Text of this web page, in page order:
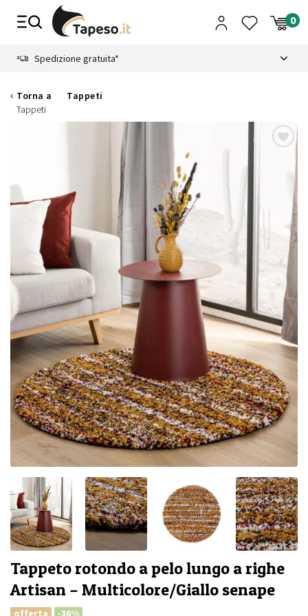
Spedizione gratuita*
Torna a
Tappeti
Tappeti
Tappeto rotondo a pelo lungo a righe
Artisan – Multicolore/Giallo senape
offerta -36%